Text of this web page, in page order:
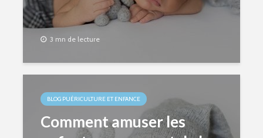
3 mn de lecture
BLOG PUÉRICULTURE ET ENFANCE
Comment amuser les